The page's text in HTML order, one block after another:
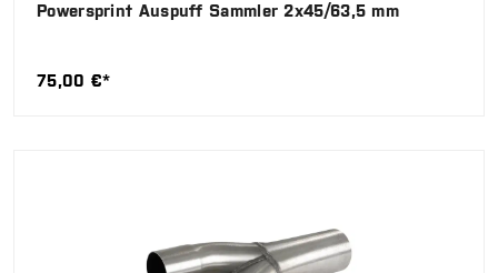
Powersprint Auspuff Sammler 2x45/63,5 mm
75,00 €*